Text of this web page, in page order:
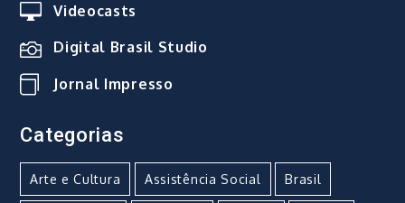
Videocasts
Digital Brasil Studio
Jornal Impresso
Categorias
Arte e Cultura Assistência Social Brasil